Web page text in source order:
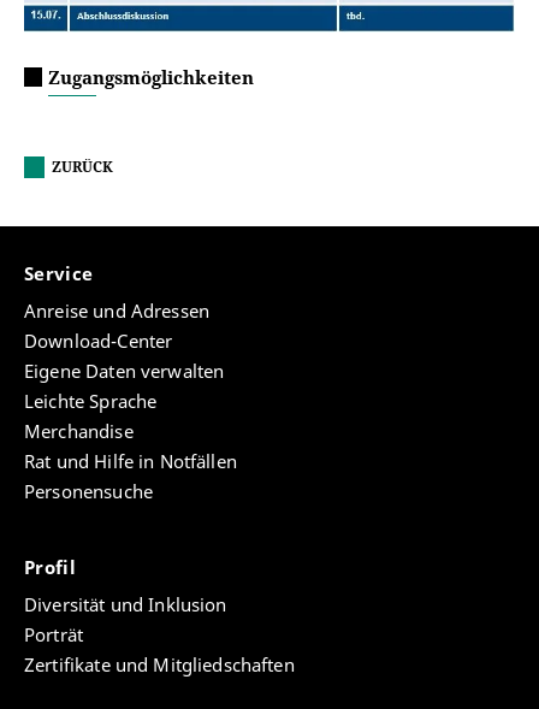
Zugangsmöglichkeiten
ZURÜCK
Service
Anreise und Adressen
Download-Center
Eigene Daten verwalten
Leichte Sprache
Merchandise
Rat und Hilfe in Notfällen
Personensuche
Profil
Diversität und Inklusion
Porträt
Zertifikate und Mitgliedschaften